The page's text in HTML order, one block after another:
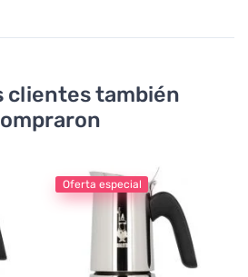
clientes también
Oferta especial